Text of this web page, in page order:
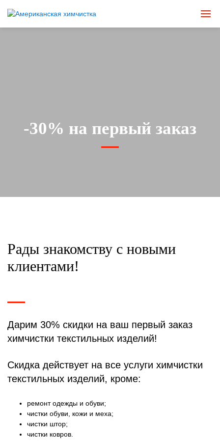
-30% на первый заказ
Рады знакомству с новыми
клиентами!
Дарим 30% скидки на ваш первый заказ
химчистки текстильных изделий!
Скидка действует на все услуги химчистки
текстильных изделий, кроме:
ремонт одежды и обуви;
чистки обуви, кожи и меха;
чистки штор;
чистки ковров.